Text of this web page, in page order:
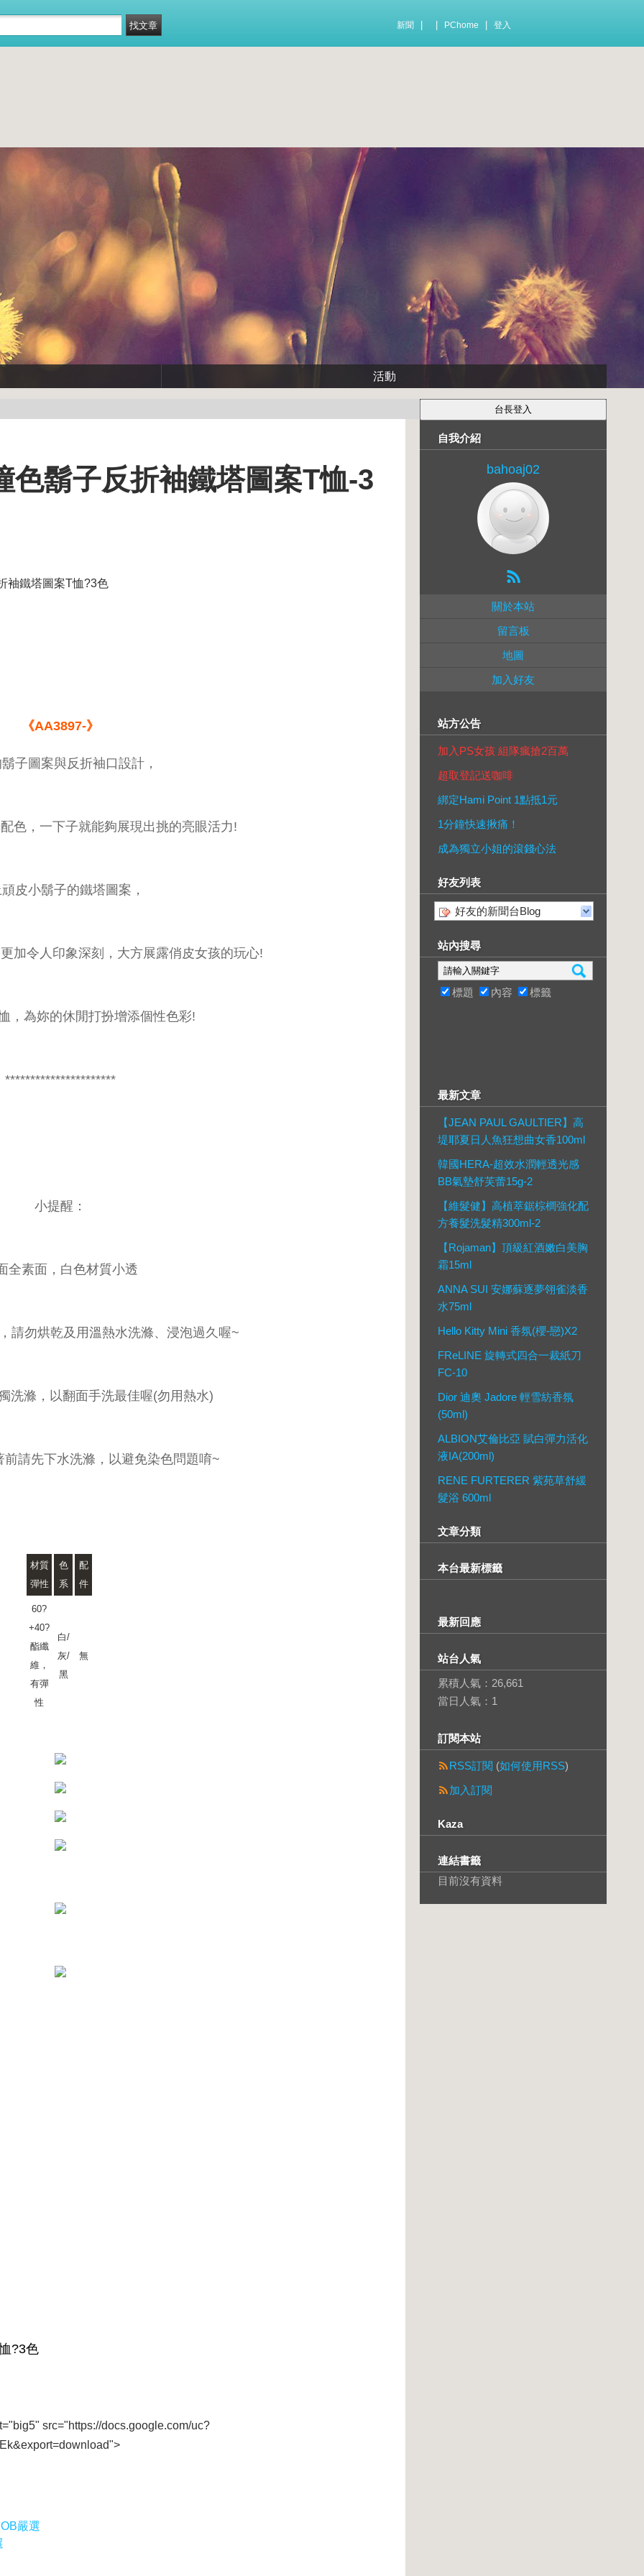
新聞 PChome 登入
活動
色鬍子反折袖鐵塔圖案T恤-3
袖鐵塔圖案T恤?3色
《AA3897-》
子圖案與反折袖口設計，
色，一下子就能夠展現出挑的亮眼活力!
皮小鬍子的鐵塔圖案，
加令人印象深刻，大方展露俏皮女孩的玩心!
，為妳的休閒打扮增添個性色彩!
**********************
小提醒：
全素面，白色材質小透
請勿烘乾及用溫熱水洗滌、浸泡過久喔~
洗滌，以翻面手洗最佳喔(勿用熱水)
前請先下水洗滌，以避免染色問題唷~
材質
彈性
色
系
配
件
60?
+40?
酯纖
維，
有彈
性
白/
灰/
黑
無
src="https://docs.google.com/uc?
嚴選
自我介紹
bahoaj02
關於本站
留言板
地圖
加入好友
站方公告
加入PS女孩 組隊瘋搶2百萬
超取登記送咖啡
綁定Hami Point 1點抵1元
1分鐘快速揪痛！
成為獨立小姐的滾錢心法
好友列表
好友的新聞台Blog
站內搜尋
標題 內容 標籤
最新文章
【JEAN PAUL GAULTIER】高
堤耶夏日人魚狂想曲女香100ml
韓國HERA-超效水潤輕透光感
BB氣墊舒芙蕾15g-2
【維髮健】高植萃鋸棕櫚強化配
方養髮洗髮精300ml-2
【Rojaman】頂級紅酒嫩白美胸
霜15ml
ANNA SUI 安娜蘇逐夢翎雀淡香
水75ml
Hello Kitty Mini 香氛(櫻-戀)X2
FReLINE 旋轉式四合一裁紙刀
FC-10
Dior 迪奧 Jadore 輕雪紡香氛
(50ml)
ALBION艾倫比亞 賦白彈力活化
液IA(200ml)
RENE FURTERER 紫苑草舒緩
髮浴 600ml
文章分類
本台最新標籤
最新回應
站台人氣
累積人氣： 26,661
當日人氣： 1
訂閱本站
RSS訂閱 (如何使用RSS)
加入訂閱
Kaza
連結書籤
目前沒有資料